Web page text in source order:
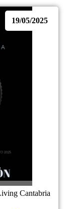
19/05/2025
Cantabria